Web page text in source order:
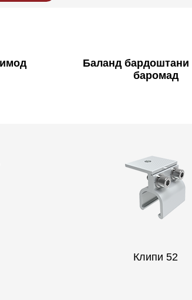
Баланд бардоштани
баромад
Клипи 52